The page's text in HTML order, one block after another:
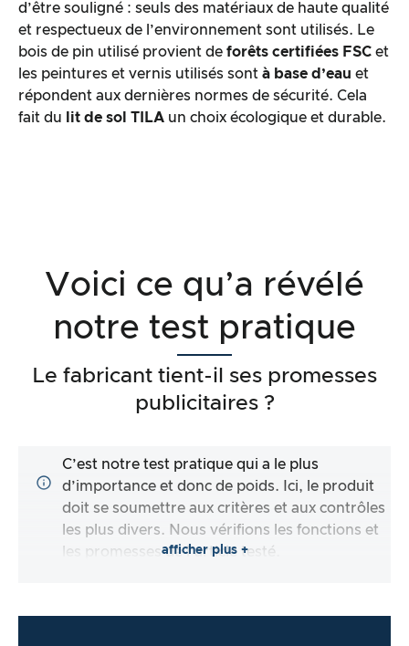
d’être souligné : seuls des matériaux de haute qualité
et respectueux de l’environnement sont utilisés. Le
bois de pin utilisé provient de forêts certifiées FSC et
les peintures et vernis utilisés sont à base d’eau et
répondent aux dernières normes de sécurité. Cela
fait du
lit de sol TILA un choix écologique et durable.
Voici ce qu’a révélé
notre test pratique
Le fabricant tient-il ses promesses
publicitaires ?
C’est notre test pratique qui a le plus
d’importance et donc de poids. Ici, le produit
doit se soumettre aux critères et aux contrôles
les plus divers. Nous vérifions les fonctions et
les promesses de l’article testé.
afficher plus +